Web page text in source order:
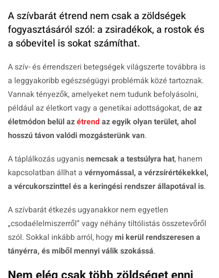
A szívbarát étrend nem csak a zöldségek
fogyasztásáról szól: a zsiradékok, a rostok és
a sóbevitel is sokat számíthat.
A szív- és érrendszeri betegségek világszerte továbbra is
a leggyakoribb egészségügyi problémák közé tartoznak.
Vannak tényezők, amelyeket nem tudunk befolyásolni,
például az életkort vagy a genetikai adottságokat, de az
életmódon belül azétrendaz egyik olyan terület, ahol
hosszú távon valódi mozgásterünk van.
A táplálkozás ugyanisnemcsak a testsúlyra hat, hanem
kapcsolatban állhat a vérnyomással, a vérzsírértékekkel,
a vércukorszinttel és a keringési rendszer állapotával is.
A szívbarát étkezés ugyanakkor nem egyetlen
„csodaélelmiszerről” vagy néhány tiltólistás összetevőről
szól. Sokkal inkább arról, hogy mi kerül rendszeresen a
tányérra, és miből mennyi válik szokássá.